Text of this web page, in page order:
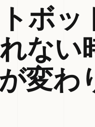
ボッ
ない
変わ